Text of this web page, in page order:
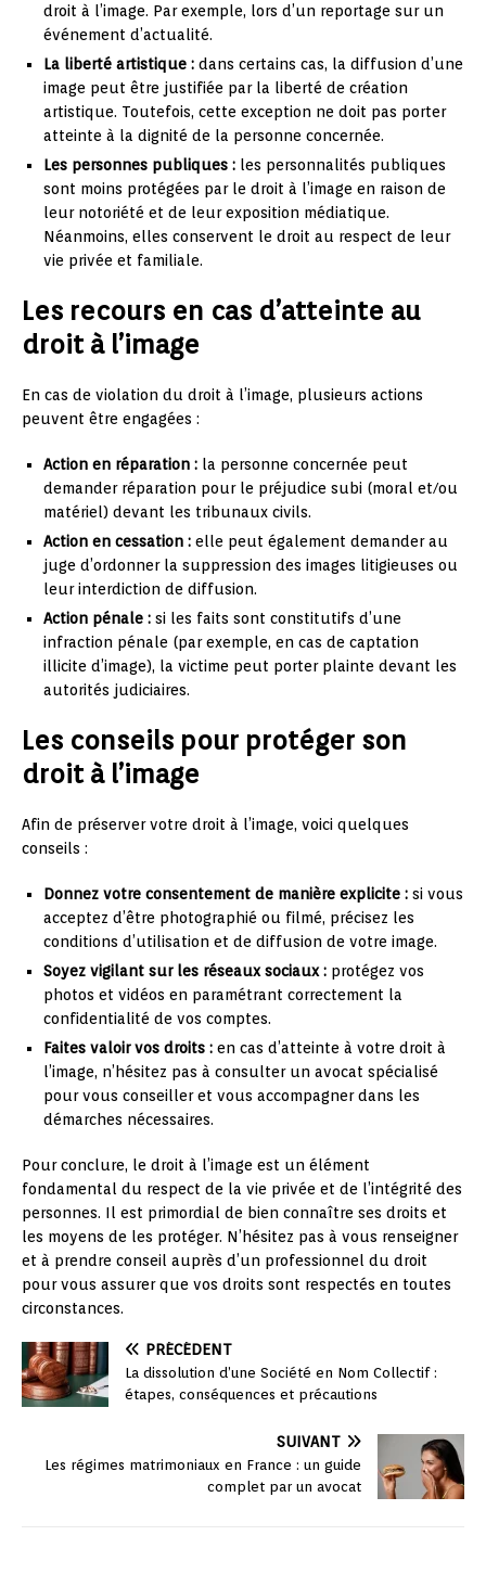
droit à l’image. Par exemple, lors d’un reportage sur un
événement d’actualité.
La liberté artistique : dans certains cas, la diffusion d’une
image peut être justifiée par la liberté de création
artistique. Toutefois, cette exception ne doit pas porter
atteinte à la dignité de la personne concernée.
Les personnes publiques : les personnalités publiques
sont moins protégées par le droit à l’image en raison de
leur notoriété et de leur exposition médiatique.
Néanmoins, elles conservent le droit au respect de leur
vie privée et familiale.
Les recours en cas d’atteinte au
droit à l’image
En cas de violation du droit à l’image, plusieurs actions
peuvent être engagées :
Action en réparation : la personne concernée peut
demander réparation pour le préjudice subi (moral et/ou
matériel) devant les tribunaux civils.
Action en cessation : elle peut également demander au
juge d’ordonner la suppression des images litigieuses ou
leur interdiction de diffusion.
Action pénale : si les faits sont constitutifs d’une
infraction pénale (par exemple, en cas de captation
illicite d’image), la victime peut porter plainte devant les
autorités judiciaires.
Les conseils pour protéger son
droit à l’image
Afin de préserver votre droit à l’image, voici quelques
conseils :
Donnez votre consentement de manière explicite : si vous
acceptez d’être photographié ou filmé, précisez les
conditions d’utilisation et de diffusion de votre image.
Soyez vigilant sur les réseaux sociaux : protégez vos
photos et vidéos en paramétrant correctement la
confidentialité de vos comptes.
Faites valoir vos droits : en cas d’atteinte à votre droit à
l’image, n’hésitez pas à consulter un avocat spécialisé
pour vous conseiller et vous accompagner dans les
démarches nécessaires.
Pour conclure, le droit à l’image est un élément
fondamental du respect de la vie privée et de l’intégrité des
personnes. Il est primordial de bien connaître ses droits et
les moyens de les protéger. N’hésitez pas à vous renseigner
et à prendre conseil auprès d’un professionnel du droit
pour vous assurer que vos droits sont respectés en toutes
circonstances.
PRÉCÉDENT
La dissolution d’une Société en Nom Collectif :
étapes, conséquences et précautions
SUIVANT
Les régimes matrimoniaux en France : un guide
complet par un avocat